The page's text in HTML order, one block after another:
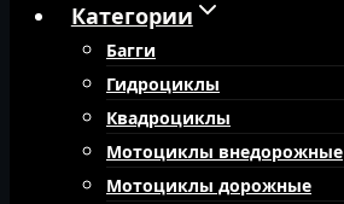
Категории
Багги
Гидроциклы
Квадроциклы
Мотоциклы внедорожные
Мотоциклы дорожные